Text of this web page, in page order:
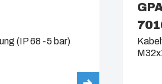
(IP 68 -5 bar)